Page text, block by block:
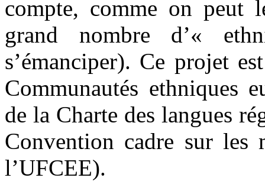
compte, comme on peut
grand nombre d’«
s’émanciper). Ce projet
Communautés ethniques
de la Charte des langues
Convention cadre sur les
l’UFCEE).